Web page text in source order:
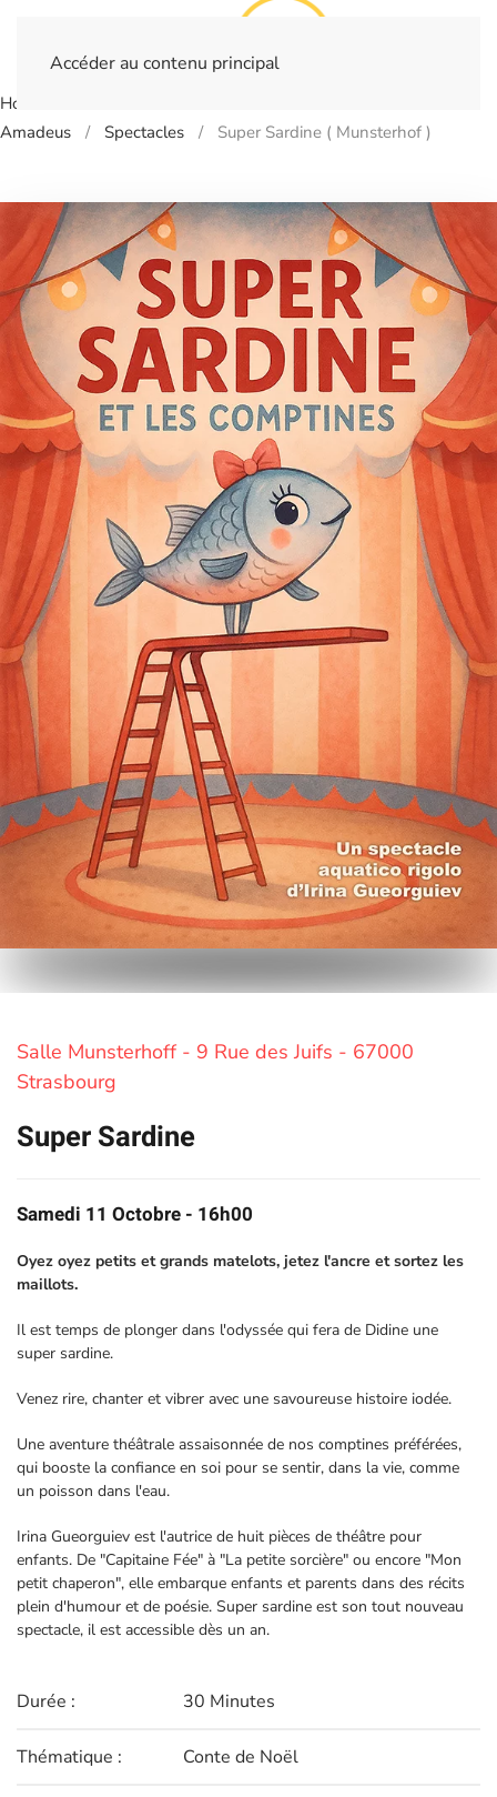
Accéder au contenu principal
Home
Amadeus
Spectacles Super Sardine ( Munsterhof )
Salle Munsterhoff - 9 Rue des Juifs - 67000
Strasbourg
Super Sardine
Samedi 11 Octobre - 16h00
Oyez oyez petits et grands matelots, jetez l'ancre et sortez les
maillots.
Il est temps de plonger dans l'odyssée qui fera de Didine une
super sardine.
Venez rire, chanter et vibrer avec une savoureuse histoire iodée.
Une aventure théâtrale assaisonnée de nos comptines préférées,
qui booste la confiance en soi pour se sentir, dans la vie, comme
un poisson dans l'eau.
Irina Gueorguiev est l'autrice de huit pièces de théâtre pour
enfants. De "Capitaine Fée" à "La petite sorcière" ou encore "Mon
petit chaperon", elle embarque enfants et parents dans des récits
plein d'humour et de poésie. Super sardine est son tout nouveau
spectacle, il est accessible dès un an.
Durée : 30 Minutes
Thématique : Conte de Noël